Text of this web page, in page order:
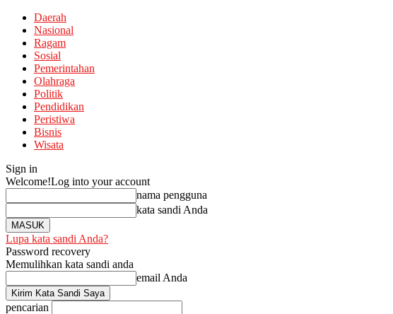
Daerah
Nasional
Ragam
Sosial
Pemerintahan
Olahraga
Politik
Pendidikan
Peristiwa
Bisnis
Wisata
Sign in
Welcome!Log into your account
nama pengguna
kata sandi Anda
Lupa kata sandi Anda?
Password recovery
Memulihkan kata sandi anda
email Anda
pencarian